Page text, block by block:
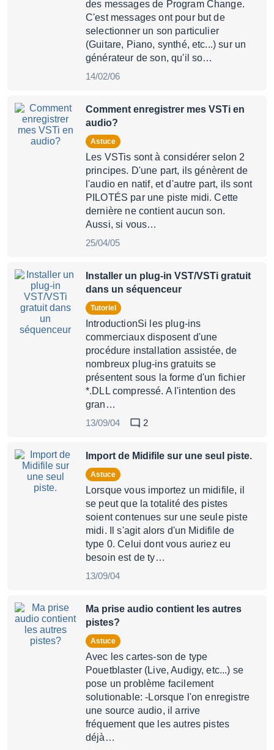
des messages de Program Change.
C'est messages ont pour but de
selectionner un son particulier
(Guitare, Piano, synthé, etc...) sur un
générateur de son, qu'il so…
14/02/06
Comment enregistrer mes VSTi en
audio?
Astuce
Les VSTis sont à considérer selon 2
principes. D'une part, ils génèrent de
l'audio en natif, et d'autre part, ils sont
PILOTÉS par une piste midi. Cette
dernière ne contient aucun son.
Aussi, si vous…
25/04/05
Installer un plug-in VST/VSTi gratuit
dans un séquenceur
Tutoriel
IntroductionSi les plug-ins
commerciaux disposent d'une
procédure installation assistée, de
nombreux plug-ins gratuits se
présentent sous la forme d'un fichier
*.DLL compressé. A l'intention des
gran…
13/09/04
2
Import de Midifile sur une seul piste.
Astuce
Lorsque vous importez un midifile, il
se peut que la totalité des pistes
soient contenues sur une seule piste
midi. Il s'agit alors d'un Midifile de
type 0. Celui dont vous auriez eu
besoin est de ty…
13/09/04
Ma prise audio contient les autres
pistes?
Astuce
Avec les cartes-son de type
Pouetblaster (Live, Audigy, etc...) se
pose un problème facilement
solutionable: -Lorsque l'on enregistre
une source audio, il arrive
fréquement que les autres pistes
déjà…